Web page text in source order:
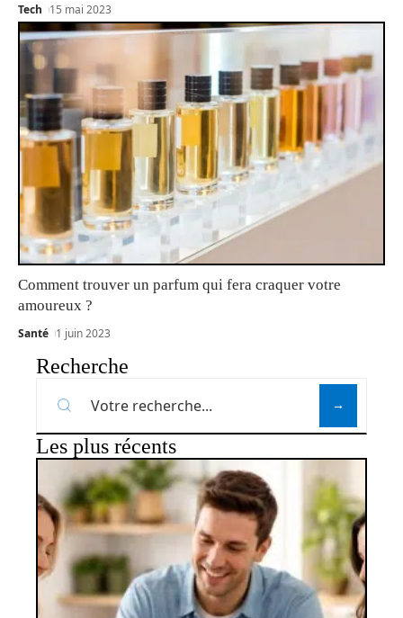
Tech 15 mai 2023
Comment trouver un parfum qui fera craquer votre
amoureux ?
Santé 1 juin 2023
Recherche
Les plus récents